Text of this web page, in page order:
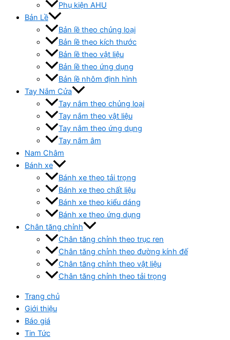
Phụ kiện AHU
Bản Lề
Bản lề theo chủng loại
Bản lề theo kích thước
Bản lề theo vật liệu
Bản lề theo ứng dụng
Bản lề nhôm định hình
Tay Nắm Cửa
Tay nắm theo chủng loại
Tay nắm theo vật liệu
Tay nắm theo ứng dụng
Tay nắm âm
Nam Châm
Bánh xe
Bánh xe theo tải trọng
Bánh xe theo chất liệu
Bánh xe theo kiểu dáng
Bánh xe theo ứng dụng
Chân tăng chỉnh
Chân tăng chỉnh theo trục ren
Chân tăng chỉnh theo đường kính đế
Chân tăng chỉnh theo vật liệu
Chân tăng chỉnh theo tải trọng
Trang chủ
Giới thiệu
Báo giá
Tin Tức